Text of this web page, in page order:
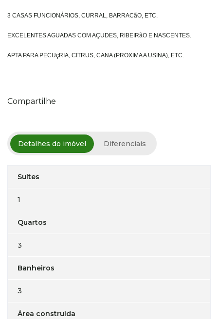
3 CASAS FUNCIONÁRIOS, CURRAL, BARRACãO, ETC.
EXCELENTES AGUADAS COM AÇUDES, RIBEIRãO E NASCENTES.
APTA PARA PECUçRIA, CITRUS, CANA (PROXIMA A USINA), ETC.
Compartilhe
Detalhes do imóvel Diferenciais
Suítes
1
Quartos
3
Banheiros
3
Área construída